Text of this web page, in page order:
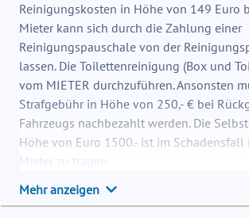
Reinigungskosten in Höhe von 149 Euro
Mieter kann sich durch die Zahlung einer
Reinigungspauschale von der
lassen. Die Toilettenreinigung (Box und
vom MIETER durchzuführen. Ansonsten
Strafgebühr in Höhe von 250,- € bei
Fahrzeugs nachbezahlt werden. Die
Höhe von Euro 1500.- ist im Schadensfall
Mieter zu tragen.
Mehr anzeigen